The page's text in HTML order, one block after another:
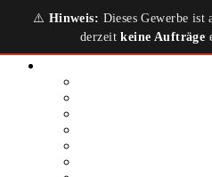
⚠️ Hinweis: Dieses Gewerbe
derzeitkeine Aufträge